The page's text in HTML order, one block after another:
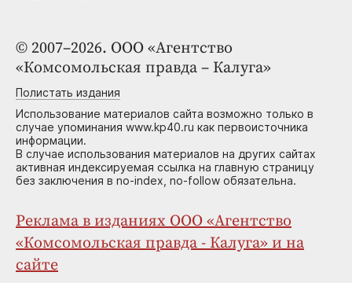
© 2007–2026. ООО «Агентство
«Комсомольская правда – Калуга»
Полистать издания
Использование материалов сайта возможно только в
случае упоминания www.kp40.ru как первоисточника
информации.
В случае использования материалов на других сайтах
активная индексируемая ссылка на главную страницу
без заключения в no-index, no-follow обязательна.
Реклама в изданиях ООО «Агентство
«Комсомольская правда - Калуга» и на
сайте